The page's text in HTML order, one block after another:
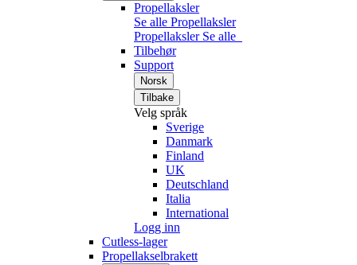
Propellaksler
Se alle Propellaksler
Propellaksler Se alle
Tilbehør
Support
Norsk
Tilbake
Velg språk
Sverige
Danmark
Finland
UK
Deutschland
Italia
International
Logg inn
Cutless-lager
Propellakselbrakett